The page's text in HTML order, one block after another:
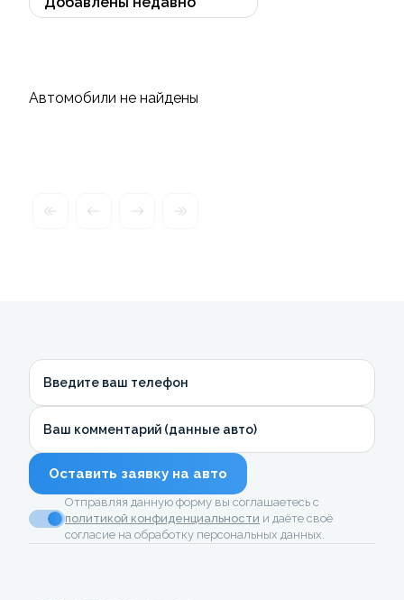
Автомобили не найдены
Введите ваш телефон
Ваш комментарий (данные авто)
Оставить заявку на авто
Отправляя данную форму вы соглашаетесь с
политикой конфиденциальности и даёте своё
согласие на обработку персональных данных.